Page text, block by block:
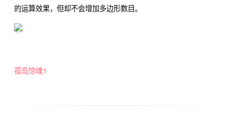
的运算效果，但却不会增加多边形数目。
孤岛惊魂1